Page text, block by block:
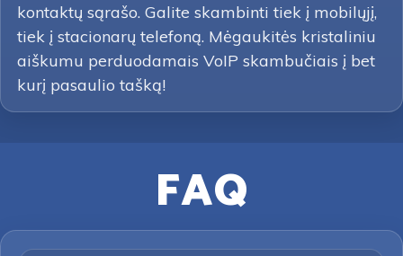
kontaktų sąrašo. Galite skambinti tiek į mobilųjį,
tiek į stacionarų telefoną. Mėgaukitės kristaliniu
aiškumu perduodamais VoIP skambučiais į bet
kurį pasaulio tašką!
FAQ